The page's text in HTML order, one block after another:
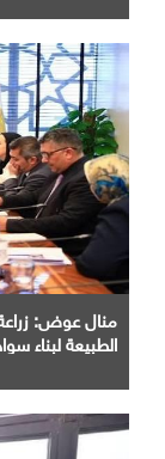
منال عوض: زراعة
الطبيعة لبناء